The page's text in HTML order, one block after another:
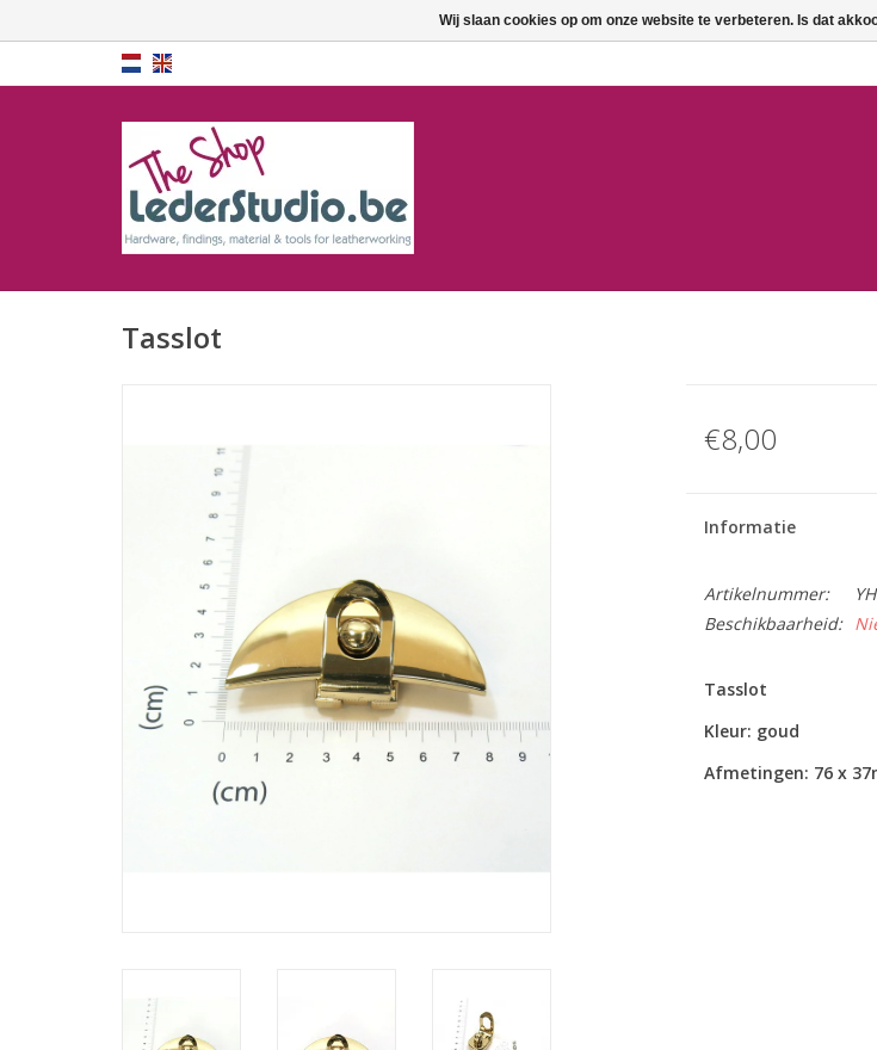
Tasslot
€8,00
Informatie
Artikelnummer:
Beschikbaarheid:
Tasslot
Kleur: goud
Afmetingen: 76 x
Wij slaan cookies op om onze website te verbeteren. Is dat